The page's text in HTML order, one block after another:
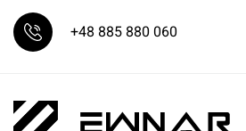
+48 885 880 060